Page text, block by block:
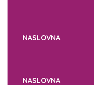
NASLOVNA
NASLOVNA